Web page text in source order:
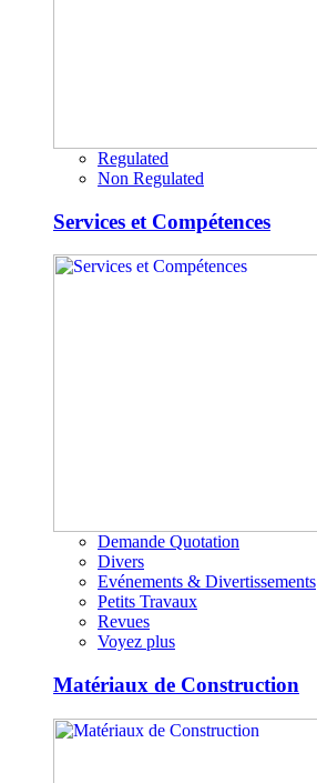
Regulated
Non Regulated
Services et Compétences
Demande Quotation
Divers
Evénements & Divertissements
Petits Travaux
Revues
Voyez plus
Matériaux de Construction